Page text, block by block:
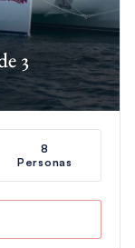
3
8
Personas